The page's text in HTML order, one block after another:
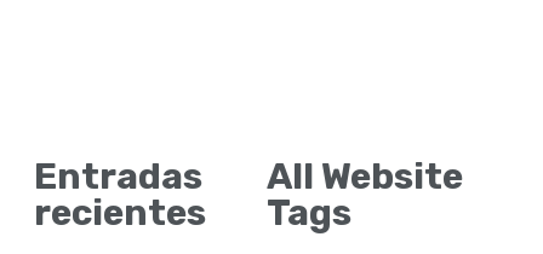
Entradas
recientes
All Website
Tags